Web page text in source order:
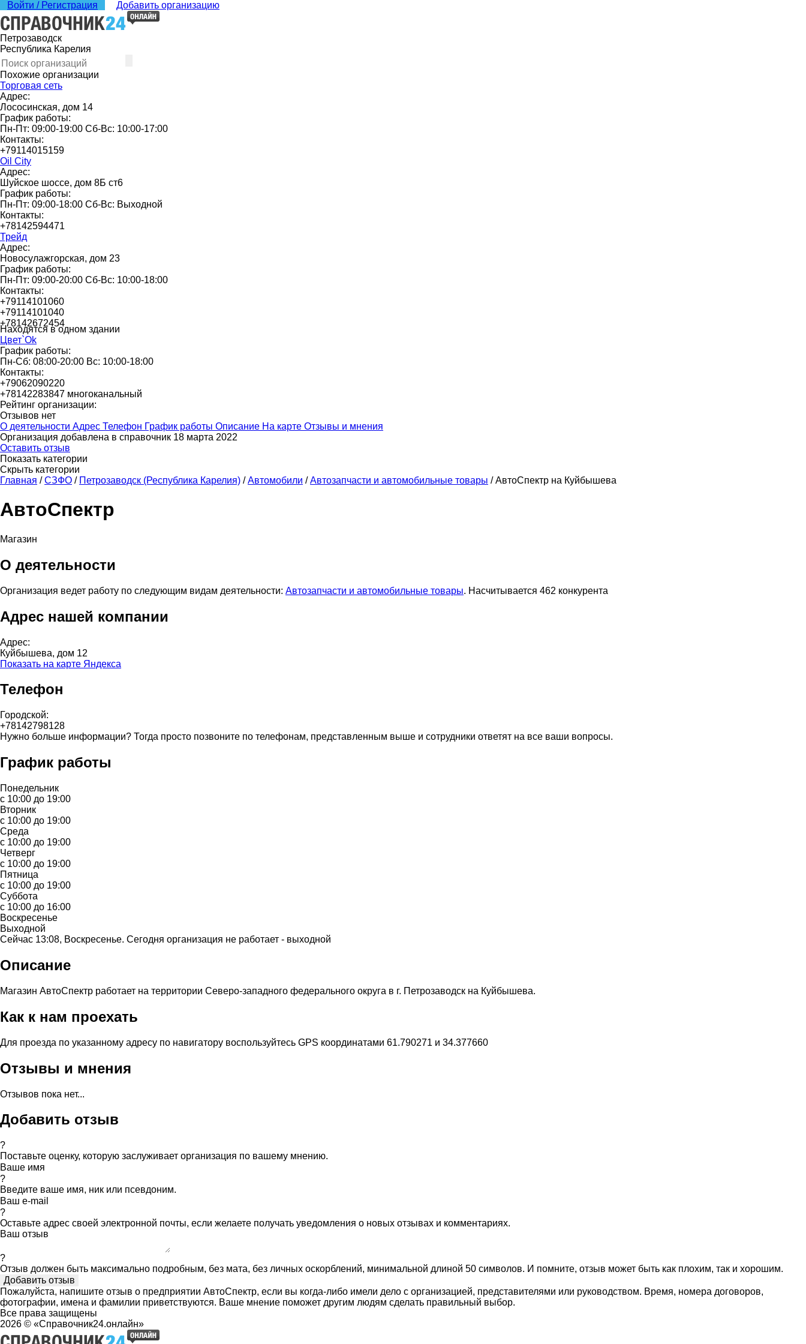
Войти / Регистрация Добавить организацию
Петрозаводск
Республика Карелия
Похожие организации
Торговая сеть
Адрес:
Лососинская, дом 14
График работы:
Пн-Пт: 09:00-19:00 Сб-Вс: 10:00-17:00
Контакты:
+79114015159
Oil City
Адрес:
Шуйское шоссе, дом 8Б ст6
График работы:
Пн-Пт: 09:00-18:00 Сб-Вс: Выходной
Контакты:
+78142594471
Трейд
Адрес:
Новосулажгорская, дом 23
График работы:
Пн-Пт: 09:00-20:00 Сб-Вс: 10:00-18:00
Контакты:
+79114101060
+79114101040
+78142672454
Находятся в одном здании
Цвет`Оk
График работы:
Пн-Сб: 08:00-20:00 Вс: 10:00-18:00
Контакты:
+79062090220
+78142283847 многоканальный
Рейтинг организации:
Отзывов нет
О деятельности Адрес Телефон График работы Описание На карте Отзывы и мнения
Организация добавлена в справочник 18 марта 2022
Оставить отзыв
Показать категории
Скрыть категории
Главная / СЗФО / Петрозаводск (Республика Карелия) / Автомобили / Автозапчасти и автомобильные товары / АвтоСпектр на Куйбышева
АвтоСпектр
Магазин
О деятельности
Организация ведет работу по следующим видам деятельности: Автозапчасти и автомобильные товары. Насчитывается 462 конкурента
Адрес нашей компании
Адрес:
Куйбышева, дом 12
Показать на карте Яндекса
Телефон
Городской:
+78142798128
Нужно больше информации? Тогда просто позвоните по телефонам, представленным выше и сотрудники ответят на все ваши вопросы.
График работы
Понедельник
с 10:00 до 19:00
Вторник
с 10:00 до 19:00
Среда
с 10:00 до 19:00
Четверг
с 10:00 до 19:00
Пятница
с 10:00 до 19:00
Суббота
с 10:00 до 16:00
Воскресенье
Выходной
Сейчас 13:08, Воскресенье. Сегодня организация не работает - выходной
Описание
Магазин АвтоСпектр работает на территории Северо-западного федерального округа в г. Петрозаводск на Куйбышева.
Как к нам проехать
Для проезда по указанному адресу по навигатору воспользуйтесь GPS координатами 61.790271 и 34.377660
Отзывы и мнения
Отзывов пока нет...
Добавить отзыв
?
Поставьте оценку, которую заслуживает организация по вашему мнению.
Ваше имя
?
Введите ваше имя, ник или псевдоним.
Ваш e-mail
?
Оставьте адрес своей электронной почты, если желаете получать уведомления о новых отзывах и комментариях.
Ваш отзыв
?
Отзыв должен быть максимально подробным, без мата, без личных оскорблений, минимальной длиной 50 символов. И помните, отзыв может быть как плохим, так и хорошим.
Пожалуйста, напишите отзыв о предприятии АвтоСпектр, если вы когда-либо имели дело с организацией, представителями или руководством. Время, номера договоров,
фотографии, имена и фамилии приветствуются. Ваше мнение поможет другим людям сделать правильный выбор.
Все права защищены
2026 © «Справочник24.онлайн»